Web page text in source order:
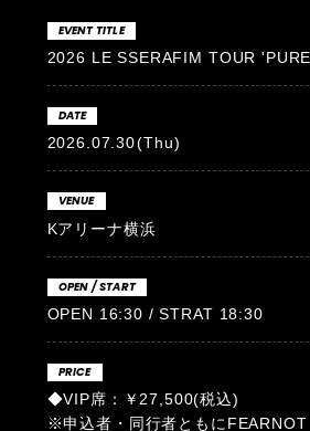
EVENT TITLE
2026 LE SSERAFIM TOUR
DATE
2026.07.30(Thu)
VENUE
Kアリーナ横浜
OPEN / START
OPEN 16:30 / STRAT 18:30
PRICE
◆VIP席：￥27,500(税込)
※申込者・同行者ともにFEARNOT